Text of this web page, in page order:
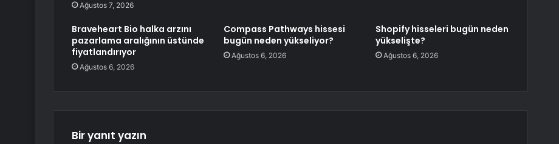
Ağustos 7, 2026
Braveheart Bio halka arzını
pazarlama aralığının üstünde
fiyatlandırıyor
Ağustos 6, 2026
Compass Pathways hissesi
bugün neden yükseliyor?
Ağustos 6, 2026
Shopify hisseleri bugün neden
yükselişte?
Ağustos 6, 2026
Bir yanıt yazın